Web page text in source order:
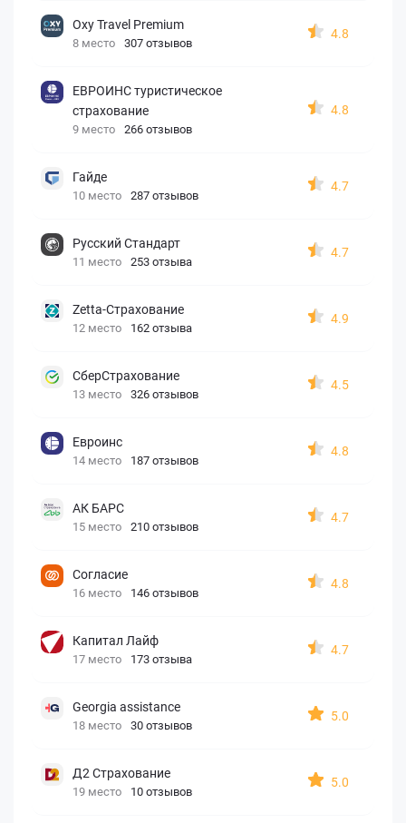
Oxy Travel Premium
8 место 307 отзывов
4.8
ЕВРОИНС туристическое
страхование
9 место 266 отзывов
4.8
Гайде
10 место 287 отзывов
4.7
Русский Стандарт
11 место 253 отзыва
4.7
Zetta-Страхование
12 место 162 отзыва
4.9
СберСтрахование
13 место 326 отзывов
4.5
Евроинс
14 место 187 отзывов
4.8
АК БАРС
15 место 210 отзывов
4.7
Согласие
16 место 146 отзывов
4.8
Капитал Лайф
17 место 173 отзыва
4.7
Georgia assistance
18 место 30 отзывов
5.0
Д2 Страхование
19 место 10 отзывов
5.0